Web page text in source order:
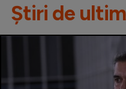
Știri de